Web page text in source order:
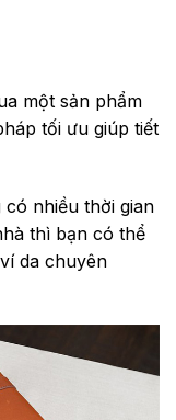
một sản phẩm
tối ưu giúp tiết
nhiều thời gian
thì bạn có thể
da chuyên